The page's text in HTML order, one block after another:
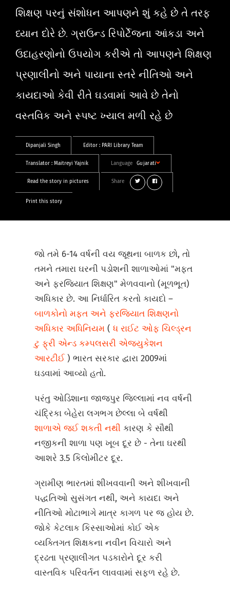
શિક્ષણ પરનું સંશોધન આપણને શું કહે છે તે તરફ
ધ્યાન દોરે છે. ગ્રાઉન્ડ રિપોર્ટેજના આંકડા અને
ઉદાહરણોનો ઉપયોગ કરીએ તો આપણને શિક્ષણ
પ્રણાલીનો અને પાયાના સ્તરે નીતિઓ અને
કાયદાઓ કેવી રીતે ઘડવામાં આવે છે તેનો
વસ્તવિક અને સ્પષ્ટ ખ્યાલ મળી રહે છે
Dipanjali Singh Editor : PARI Library Team
Translator : Maitreyi Yajnik Language Gujarati
Read the story in pictures Share
Print this story
જો તમે 6-14 વર્ષની વય જૂથના બાળક છો, તો
તમને તમારા ઘરની પડોશની શાળાઓમાં "મફત
અને ફરજિયાત શિક્ષણ" મેળવવાનો (મૂળભૂત)
અધિકાર છે. આ નિર્ધારિત કરતો કાયદો –
બાળકોનો મફત અને ફરજિયાત શિક્ષણનો
અધિકાર અધિનિયમ(ધ રાઈટ ઓફ ચિલ્ડ્રન
ટુ ફ્રી એન્ડ કમ્પલસરી એજ્યુકેશન
આરટીઈ ) ભારત સરકાર દ્વારા 2009માં
ઘડવામાં આવ્યો હતો.
પરંતુ ઓડિશાના જાજપુર જિલ્લામાં નવ વર્ષની
ચંદ્રિકા બેહેરા લગભગ છેલ્લા બે વર્ષથી
શાળાએ જઈ શકતી નથીકારણ કે સૌથી
નજીકની શાળા પણ ખૂબ દૂર છે - તેના ઘરથી
આશરે 3.5 કિલોમીટર દૂર.
ગ્રામીણ ભારતમાં શીખવવાની અને શીખવાની
પદ્ધતિઓ સુસંગત નથી, અને કાયદા અને
નીતિઓ મોટાભાગે માત્ર કાગળ પર જ હોય છે.
જોકે કેટલાક કિસ્સાઓમાં કોઈ એક
વ્યક્તિગત શિક્ષકના નવીન વિચારો અને
દ્રઢતા પ્રણાલીગત પડકારોને દૂર કરી
વાસ્તવિક પરિવર્તન લાવવામાં સફળ રહે છે.